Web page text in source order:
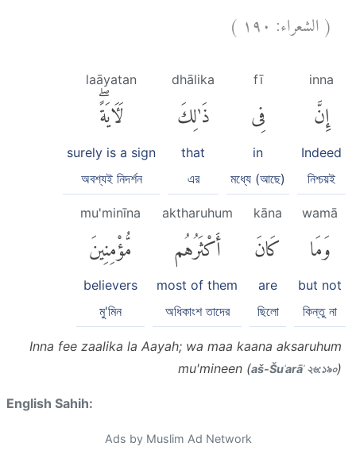
(الشعراء: ١٩٠ )
inna
إِنَّ
Indeed
নিশ্চয়ই
fī
فِى
in
মধ্যে (আছে)
dhālika
ذَٰلِكَ
that
এর
laāyatan
لَءَايَةًۖ
surely is a sign
অবশ্যই নিদর্শন
wamā
وَمَا
but not
কিন্তু না
kāna
كَانَ
are
ছিলো
aktharuhum
أَكْثَرُهُم
most of them
অধিকাংশ তাদের
mu'minīna
مُّؤْمِنِينَ
believers
মু'মিন
Inna fee zaalika la Aayah; wa maa kaana aksaruhum
mu'mineen (aš-Šuʿarāʾ ২৬:১৯০)
English Sahih:
Ads by Muslim Ad Network